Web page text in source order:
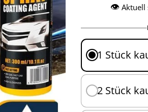
👁️
1 Stück
2 Stück